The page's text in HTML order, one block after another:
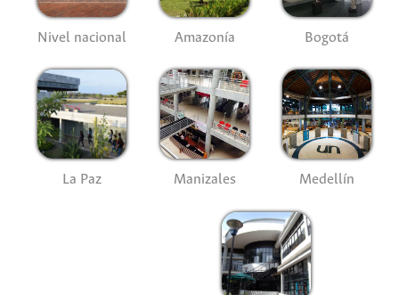
Nivel nacional Amazonía Bogotá
La Paz Manizales Medellín